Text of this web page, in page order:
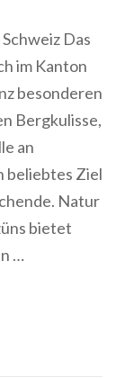
Das
im Kanton
besonderen
Bergkulisse,
an
beliebtes Ziel
Natur
bietet
…